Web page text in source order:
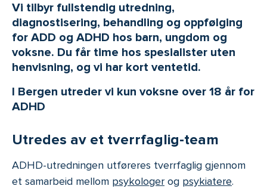
Vi tilbyr fullstendig utredning,
diagnostisering, behandling og oppfølging
for ADD og ADHD hos barn, ungdom og
voksne. Du får time hos spesialister uten
henvisning, og vi har kort ventetid.
I Bergen utreder vi kun voksne over 18 år for
ADHD
Utredes av et tverrfaglig-team
ADHD-utredningen utføreres tverrfaglig gjennom
et samarbeid mellom psykologer og psykiatere.